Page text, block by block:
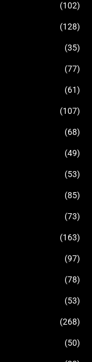
(102)
(128)
(35)
(77)
(61)
(107)
(68)
(49)
(53)
(85)
(73)
(163)
(97)
(78)
(53)
(268)
(50)